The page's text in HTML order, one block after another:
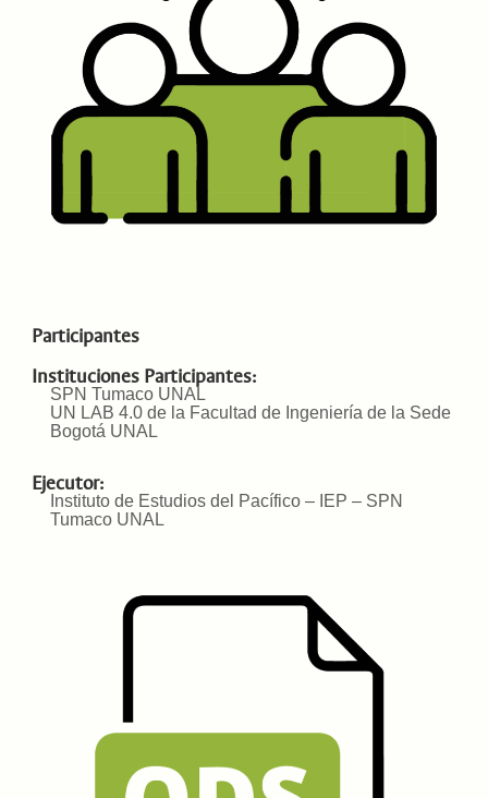
Participantes
Instituciones Participantes:
SPN Tumaco UNAL
UN LAB 4.0 de la Facultad de Ingeniería de la Sede
Bogotá UNAL
Ejecutor:
Instituto de Estudios del Pacífico – IEP – SPN
Tumaco UNAL